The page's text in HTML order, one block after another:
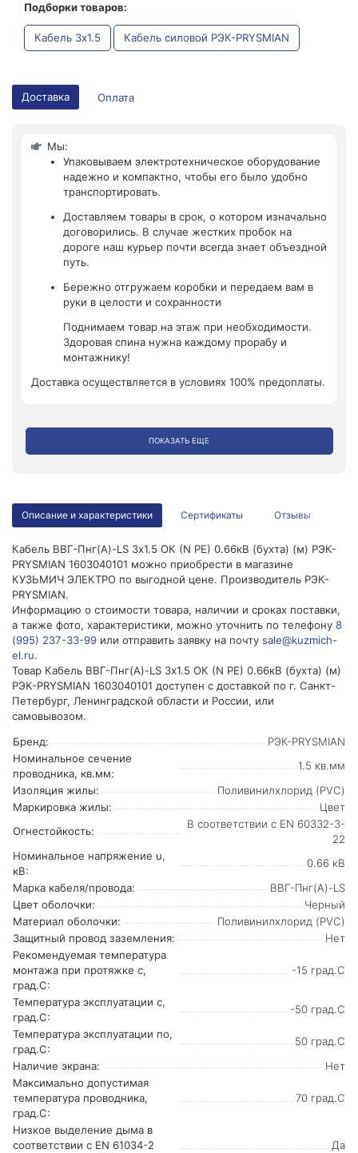
Подборки товаров:
Кабель 3x1.5 Кабель силовой РЭК-PRYSMIAN
Доставка Оплата
Мы:
Упаковываем электротехническое оборудование
надежно и компактно, чтобы его было удобно
транспортировать.
Доставляем товары в срок, о котором изначально
договорились. В случае жестких пробок на
дороге наш курьер почти всегда знает объездной
путь.
Бережно отгружаем коробки и передаем вам в
руки в целости и сохранности
Поднимаем товар на этаж при необходимости.
Здоровая спина нужна каждому прорабу и
монтажнику!
Доставка осуществляется в условиях 100% предоплаты.
ПОКАЗАТЬ ЕЩЕ
Описание и характеристики Сертификаты Отзывы
Кабель ВВГ-Пнг(А)-LS 3х1.5 ОК (N PE) 0.66кВ (бухта) (м) РЭК-
PRYSMIAN 1603040101 можно приобрести в магазине
КУЗЬМИЧ ЭЛЕКТРО по выгодной цене. Производитель РЭК-
PRYSMIAN.
Информацию о стоимости товара, наличии и сроках поставки,
а также фото, характеристики, можно уточнить по телефону 8
(995) 237-33-99 или отправить заявку на почту sale@kuzmich-
el.ru.
Товар Кабель ВВГ-Пнг(А)-LS 3х1.5 ОК (N PE) 0.66кВ (бухта) (м)
РЭК-PRYSMIAN 1603040101 доступен с доставкой по г. Санкт-
Петербург, Ленинградской области и России, или
самовывозом.
Бренд:
РЭК-PRYSMIAN
Номинальное сечение
проводника, кв.мм:
1.5 кв.мм
Изоляция жилы:
Поливинилхлорид (PVC)
Маркировка жилы:
Цвет
Огнестойкость:
В соответствии с EN 60332-3-
22
Номинальное напряжение u,
кВ:
0.66 кВ
Марка кабеля/провода:
ВВГ-Пнг(А)-LS
Цвет оболочки:
Черный
Материал оболочки:
Поливинилхлорид (PVC)
Защитный провод заземления:
Нет
Рекомендуемая температура
монтажа при протяжке с,
град.C:
-15 град.C
Температура эксплуатации с,
град.C:
-50 град.C
Температура эксплуатации по,
град.C:
50 град.C
Наличие экрана:
Нет
Максимально допустимая
температура проводника,
град.C:
70 град.C
Низкое выделение дыма в
соответствии с EN 61034-2
Да